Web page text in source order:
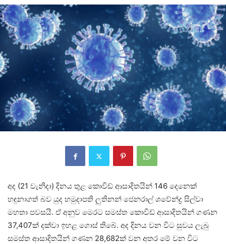
අද (21 වැනිදා) දිනය තුළ කොවිඩ් ආසාදිතයින් 146 දෙනෙක්
හඳුනාගත් බව යුද හමුදාපති ලුතිනන් ජෙනරාල් ශවේන්ද්‍ර සිල්වා
මහතා පවසයි. ඒ අනුව මෙරට සමස්ත කොවිඩ් ආසාදිතයින් ගණන
37,407ක් දක්වා ඉහළ ගොස් තිබේ. අද දිනය වන විට සුවය ලැබු
සමස්ත ආසාදිතයින් ගණන 28,682ක් වන අතර මේ වන විට